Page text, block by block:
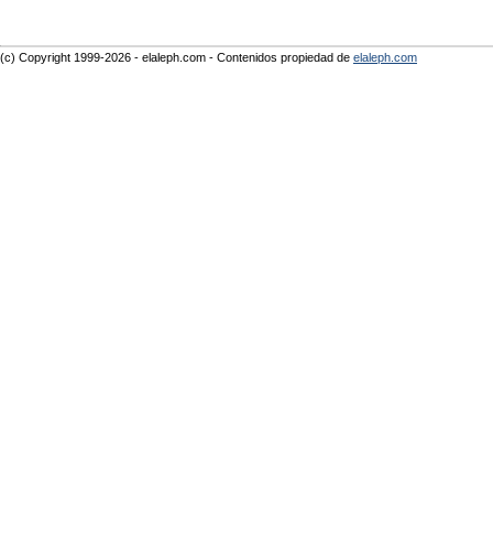
(c) Copyright 1999-2026 - elaleph.com - Contenidos propiedad de elaleph.com